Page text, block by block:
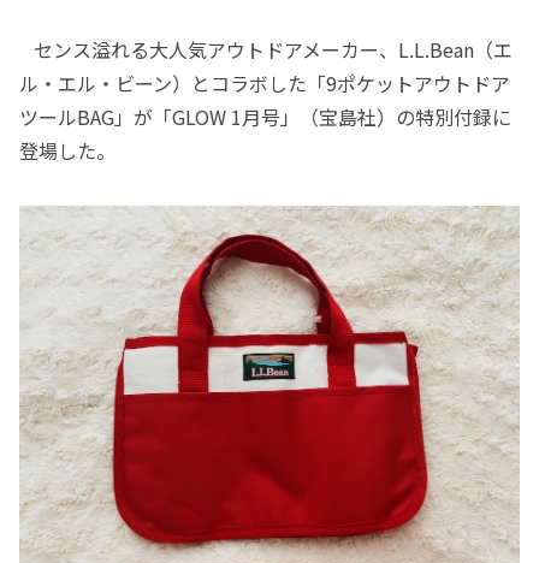
センス溢れる大人気アウトドアメーカー、L.L.Bean（エ
ル・エル・ビーン）とコラボした「9ポケットアウトドア
ツールBAG」が「GLOW 1月号」（宝島社）の特別付録に
登場した。